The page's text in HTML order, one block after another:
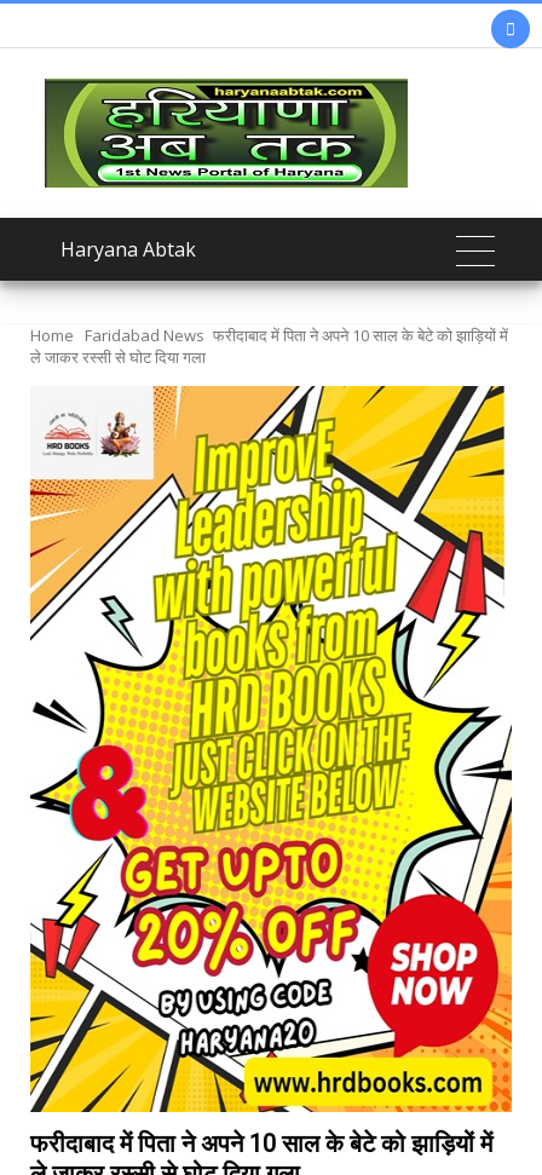

Haryana Abtak
Home Faridabad News फरीदाबाद में पिता ने अपने 10 साल के बेटे को झाड़ियों में
ले जाकर रस्सी से घोट दिया गला
फरीदाबाद में पिता ने अपने 10 साल के बेटे को झाड़ियों में